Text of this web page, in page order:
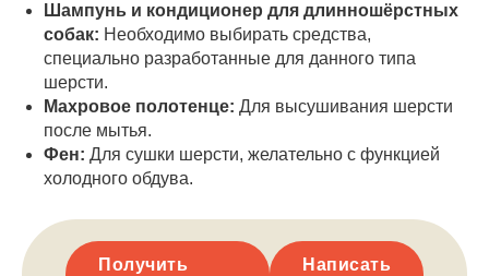
Шампунь и кондиционер для длинношёрстных
собак: Необходимо выбирать средства,
специально разработанные для данного типа
шерсти.
Махровое полотенце: Для высушивания шерсти
после мытья.
Фен: Для сушки шерсти, желательно с функцией
холодного обдува.
Получить
Написать